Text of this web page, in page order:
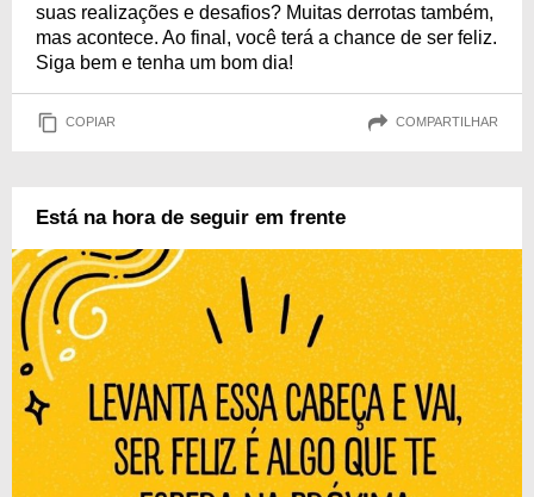
suas realizações e desafios? Muitas derrotas também,
mas acontece. Ao final, você terá a chance de ser feliz.
Siga bem e tenha um bom dia!
COPIAR COMPARTILHAR
Está na hora de seguir em frente